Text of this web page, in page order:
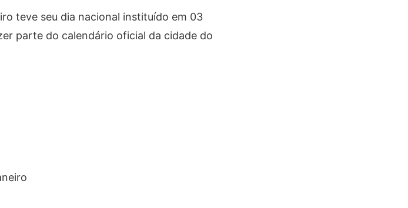
teve seu dia nacional instituído em 03
parte do calendário oficial da cidade do